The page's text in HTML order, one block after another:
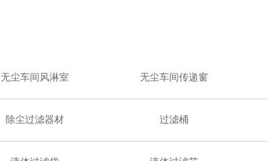
无尘车间风淋室 无尘车间传递窗
除尘过滤器材 过滤桶